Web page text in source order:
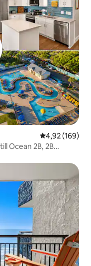
4,92 av 5 i
4,92 (169)
Ocean 2B, 2B